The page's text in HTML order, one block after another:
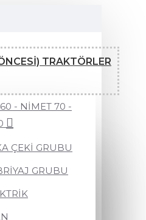
TRAKTÖRLER
- NİMET 70 -
ÇEKİ GRUBU
GRUBU